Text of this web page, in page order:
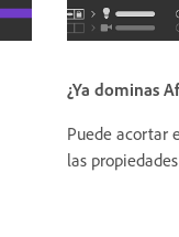
¿Ya dominas
Puede acortar
las